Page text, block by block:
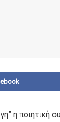
η ποιητική